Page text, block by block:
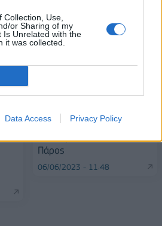
Use,
or Sharing of my
Is Unrelated with the
it was collected.
Data Access Privacy Policy
Ιδιαίτερα δημοφιλείς σε
Αμερική και Καναδά η
Πάρος
06/06/2023 - 11:48